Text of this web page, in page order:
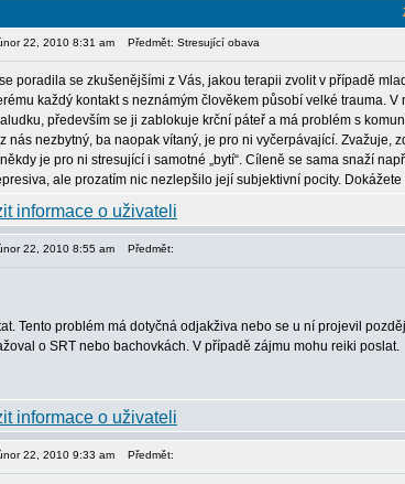
22, 2010 8:31 am Předmět: Stresující obava
poradila se zkušenějšími z Vás, jakou terapii zvolit v případě
každý kontakt s neznámým člověkem působí velké trauma.
především se ji zablokuje krční páteř a má problém s
nás nezbytný, ba naopak vítaný, je pro ni vyčerpávající. Zvažuje,
je pro ni stresující i samotné „bytí“. Cíleně se sama snaží
ale prozatím nic nezlepšilo její subjektivní pocity.
22, 2010 8:55 am Předmět:
Tento problém má dotyčná odjakživa nebo se u ní projevil
o SRT nebo bachovkách. V případě zájmu mohu reiki poslat.
22, 2010 9:33 am Předmět: